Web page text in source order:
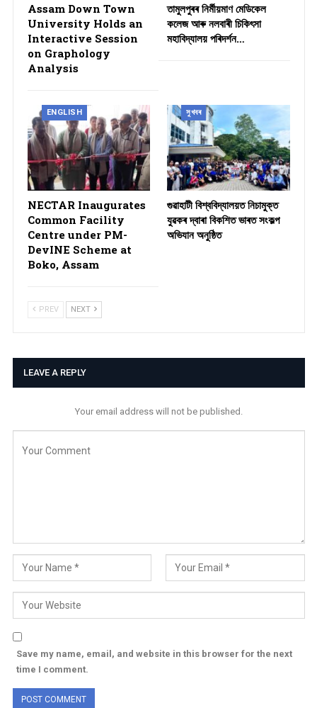
Assam Down Town
University Holds an
Interactive Session
on Graphology
Analysis
তামুলপুৰৰ নিৰ্মীয়মাণ মেডিকেল
কলেজ আৰু নলবাৰী চিকিৎসা
মহাবিদ্যালয় পৰিদৰ্শন…
ENGLISH
NECTAR Inaugurates
Common Facility
Centre under PM-
DevINE Scheme at
Boko, Assam
সুখবৰ
গুৱাহাটী বিশ্ববিদ্যালয়ত নিচামুক্ত
যুৱকৰ দ্বাৰা বিকশিত ভাৰত সংকল্প
অভিযান অনুষ্ঠিত
PREV NEXT
LEAVE A REPLY
Your email address will not be published.
Save my name, email, and website in this browser for the next
time I comment.